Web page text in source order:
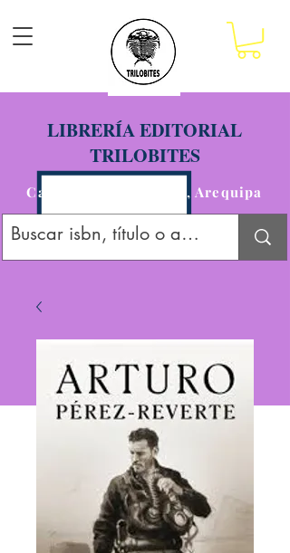
LIBRERÍA EDITORIAL
TRILOBITES
Calle San Agustín 201, Arequipa